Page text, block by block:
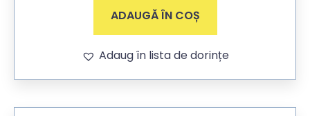
ADAUGĂ ÎN COȘ
Adaug în lista de dorințe